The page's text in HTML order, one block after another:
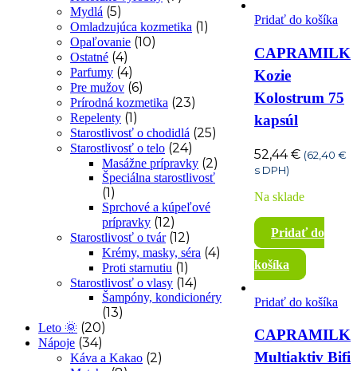
Mydlá (5)
Omladzujúca kozmetika (1)
Opaľovanie (10)
Ostatné (4)
Parfumy (4)
Pre mužov (6)
Prírodná kozmetika (23)
Repelenty (1)
Starostlivosť o chodidlá (25)
Starostlivosť o telo (24)
Masážne prípravky (2)
Špeciálna starostlivosť
(1)
Sprchové a kúpeľové
prípravky (12)
Starostlivosť o tvár (12)
Krémy, masky, séra (4)
Proti starnutiu (1)
Starostlivosť o vlasy (14)
Šampóny, kondicionéry
(13)
Leto 🌞 (20)
Nápoje (34)
Káva a Kakao (2)
Pridať do košíka
CAPRAMILK
Kozie
Kolostrum 75
kapsúl
52,44€ (62,40 €
s DPH)
Na sklade
Pridať do
košíka
Pridať do košíka
CAPRAMILK
Multiaktiv Bifi